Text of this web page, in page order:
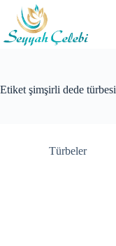
content
Etiket şimşirli dede türbesi
Türbeler